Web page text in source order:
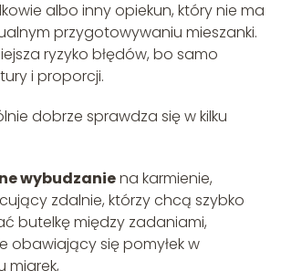
albo inny opiekun, który nie ma
przygotowywaniu mieszanki.
ryzyko błędów, bo samo
i proporcji.
dobrze sprawdza się w kilku
wybudzaniena karmienie,
zdalnie, którzy chcą szybko
butelkę między zadaniami,
obawiający się pomyłek w
miarek,